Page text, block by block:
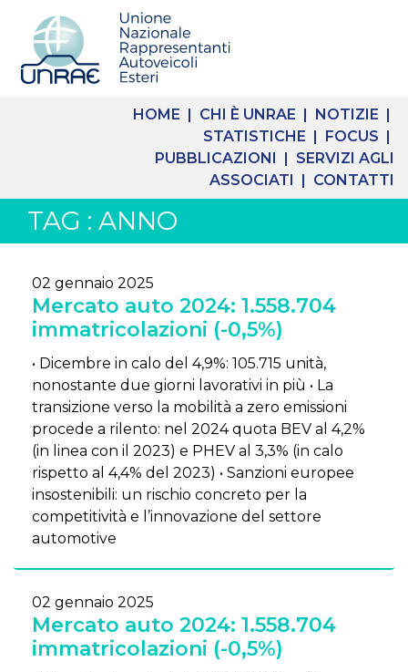
HOME | CHI È UNRAE | NOTIZIE |
STATISTICHE | FOCUS |
PUBBLICAZIONI | SERVIZI AGLI
ASSOCIATI | CONTATTI
TAG : ANNO
02 gennaio 2025
Mercato auto 2024: 1.558.704
immatricolazioni (-0,5%)
• Dicembre in calo del 4,9%: 105.715 unità,
nonostante due giorni lavorativi in più • La
transizione verso la mobilità a zero emissioni
procede a rilento: nel 2024 quota BEV al 4,2%
(in linea con il 2023) e PHEV al 3,3% (in calo
rispetto al 4,4% del 2023) • Sanzioni europee
insostenibili: un rischio concreto per la
competitività e l’innovazione del settore
automotive
02 gennaio 2025
Mercato auto 2024: 1.558.704
immatricolazioni (-0,5%)